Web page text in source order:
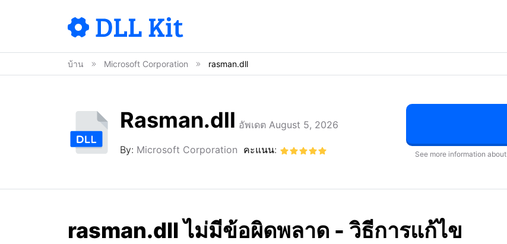
บ้าน Microsoft Corporation rasman.dll
Rasman.dll อัพเดต August 5, 2026
By: Microsoft Corporation คะแนน: See more information about
rasman.dll ไม่มีข้อผิดพลาด - วิธีการแก้ไข